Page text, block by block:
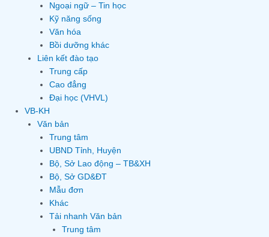
Ngoại ngữ – Tin học
Kỹ năng sống
Văn hóa
Bồi dưỡng khác
Liên kết đào tạo
Trung cấp
Cao đẳng
Đại học (VHVL)
VB-KH
Văn bản
Trung tâm
UBND Tỉnh, Huyện
Bộ, Sở Lao động – TB&XH
Bộ, Sở GD&ĐT
Mẫu đơn
Khác
Tải nhanh Văn bản
Trung tâm